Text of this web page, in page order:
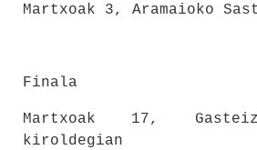
Martxoak 3, Aramaioko
Finala
Martxoak 17,
kiroldegian